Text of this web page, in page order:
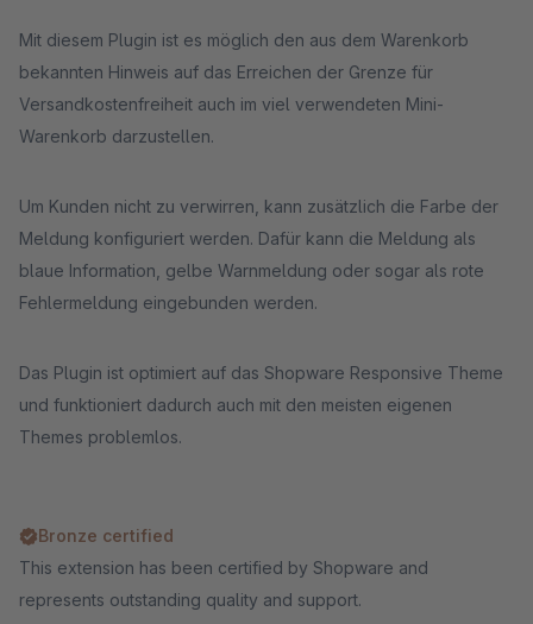
Mit diesem Plugin ist es möglich den aus dem Warenkorb
bekannten Hinweis auf das Erreichen der Grenze für
Versandkostenfreiheit auch im viel verwendeten Mini-
Warenkorb darzustellen.
Um Kunden nicht zu verwirren, kann zusätzlich die Farbe der
Meldung konfiguriert werden. Dafür kann die Meldung als
blaue Information, gelbe Warnmeldung oder sogar als rote
Fehlermeldung eingebunden werden.
Das Plugin ist optimiert auf das Shopware Responsive Theme
und funktioniert dadurch auch mit den meisten eigenen
Themes problemlos.
Bronze certified
This extension has been certified by Shopware and
represents outstanding quality and support.